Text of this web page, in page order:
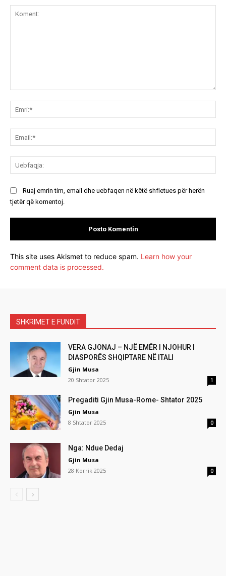
Ruaj emrin tim, email dhe uebfaqen në këtë shfletues për herën
tjetër që komentoj.
This site uses Akismet to reduce spam. Learn how your
comment data is processed.
SHKRIMET E FUNDIT
VERA GJONAJ – NJË EMËR I NJOHUR I
DIASPORËS SHQIPTARE NË ITALI
Gjin Musa
20 Shtator 2025
1
Pregaditi Gjin Musa-Rome- Shtator 2025
Gjin Musa
8 Shtator 2025
0
Nga: Ndue Dedaj
Gjin Musa
28 Korrik 2025
0